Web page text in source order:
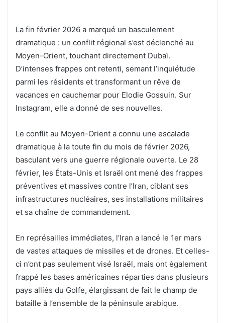
La fin février 2026 a marqué un basculement
dramatique : un conflit régional s’est déclenché au
Moyen-Orient, touchant directement Dubaï.
D’intenses frappes ont retenti, semant l’inquiétude
parmi les résidents et transformant un rêve de
vacances en cauchemar pour Elodie Gossuin. Sur
Instagram, elle a donné de ses nouvelles.
Le conflit au Moyen-Orient a connu une escalade
dramatique à la toute fin du mois de février 2026,
basculant vers une guerre régionale ouverte. Le 28
février, les États-Unis et Israël ont mené des frappes
préventives et massives contre l’Iran, ciblant ses
infrastructures nucléaires, ses installations militaires
et sa chaîne de commandement.
En représailles immédiates, l’Iran a lancé le 1er mars
de vastes attaques de missiles et de drones. Et celles-
ci n’ont pas seulement visé Israël, mais ont également
frappé les bases américaines réparties dans plusieurs
pays alliés du Golfe, élargissant de fait le champ de
bataille à l’ensemble de la péninsule arabique.